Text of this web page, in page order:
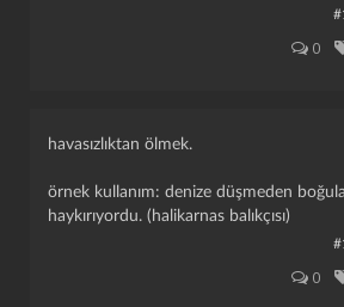
0
havasızlıktan ölmek.
örnek kullanım: denize düşmeden
haykırıyordu. (halikarnas balıkçısı)
0